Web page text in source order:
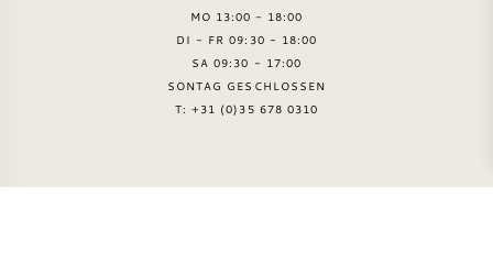
MO 13:00 - 18:00
DI - FR 09:30 - 18:00
SA 09:30 - 17:00
SONTAG GESCHLOSSEN
T: +31 (0)35 678 0310